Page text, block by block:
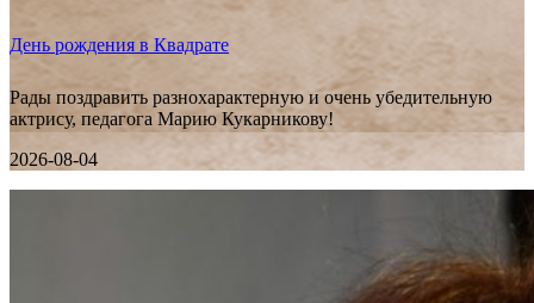
День рождения в Квадрате
Рады поздравить разнохарактерную и очень убедительную
актрису, педагога Марию Кукарникову!
2026-08-04